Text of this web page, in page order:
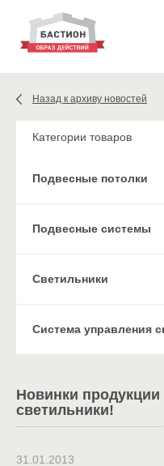
Назад к архиву новостей
Категории товаров
Подвесные потолки
Подвесные системы
Cветильники
Система управления
Новинки
светильники!
31.01.2013